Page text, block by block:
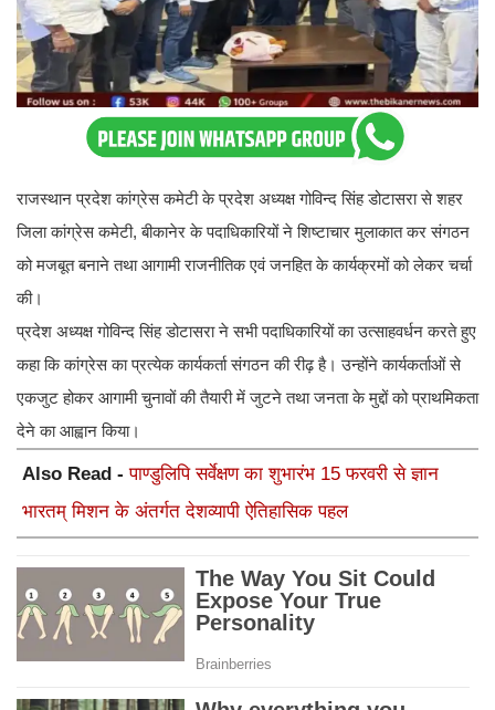
राजस्थान प्रदेश कांग्रेस कमेटी के प्रदेश अध्यक्ष गोविन्द सिंह डोटासरा से शहर
जिला कांग्रेस कमेटी, बीकानेर के पदाधिकारियों ने शिष्टाचार मुलाकात कर संगठन
को मजबूत बनाने तथा आगामी राजनीतिक एवं जनहित के कार्यक्रमों को लेकर चर्चा
की।
प्रदेश अध्यक्ष गोविन्द सिंह डोटासरा ने सभी पदाधिकारियों का उत्साहवर्धन करते हुए
कहा कि कांग्रेस का प्रत्येक कार्यकर्ता संगठन की रीढ़ है। उन्होंने कार्यकर्ताओं से
एकजुट होकर आगामी चुनावों की तैयारी में जुटने तथा जनता के मुद्दों को प्राथमिकता
देने का आह्वान किया।
Also Read -पाण्डुलिपि सर्वेक्षण का शुभारंभ 15 फरवरी से ज्ञान
भारतम् मिशन के अंतर्गत देशव्यापी ऐतिहासिक पहल